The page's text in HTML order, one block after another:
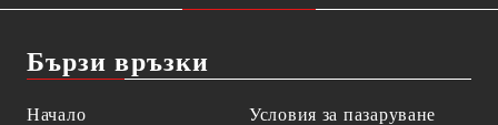
Бързи връзки
Начало
Условия за пазаруване